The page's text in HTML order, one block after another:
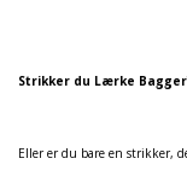
Strikker du Lærke
Eller er du bare en strikker,